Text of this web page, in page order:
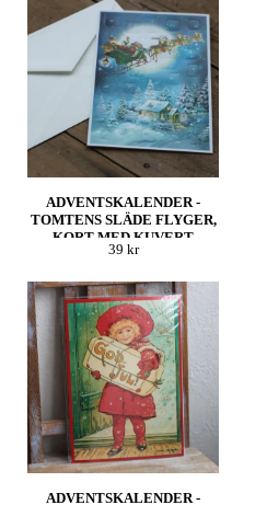
ADVENTSKALENDER -
TOMTENS SLÄDE FLYGER,
KORT MED KUVERT
39 kr
ADVENTSKALENDER -